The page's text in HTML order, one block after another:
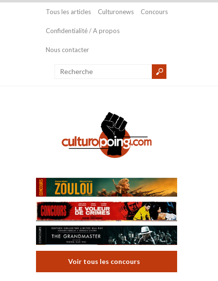
Tous les articles Culturonews Concours
Confidentialité / A propos
Nous contacter
Voir tous les concours